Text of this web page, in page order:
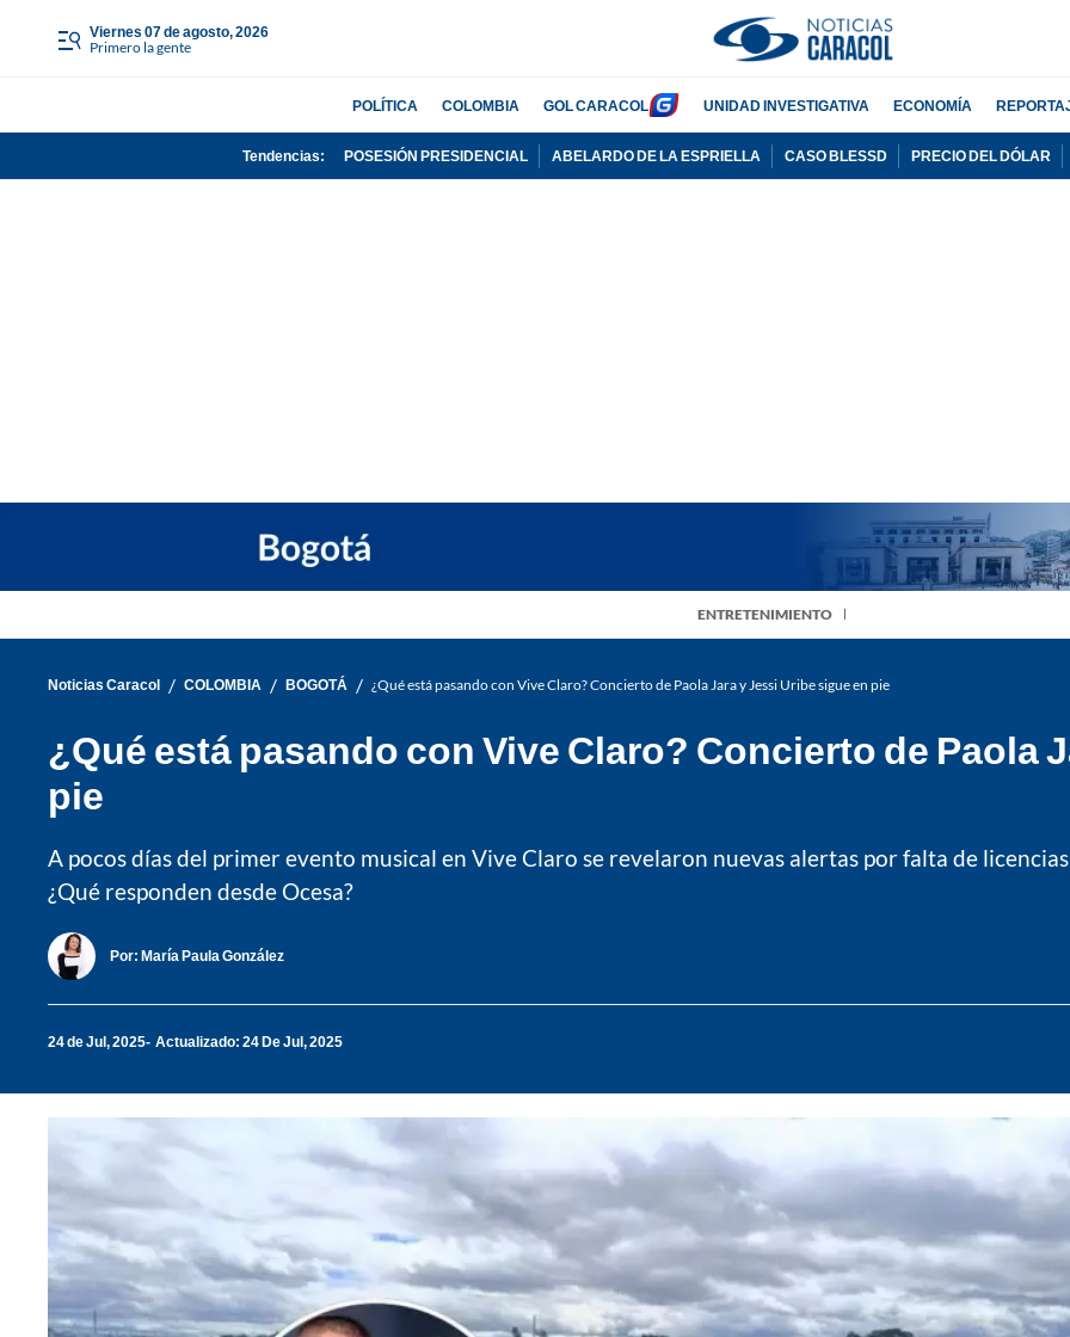
viernes 07 de agosto, 2026
Primero la gente
POLÍTICA COLOMBIA GOL CARACOL UNIDAD INVESTIGATIVA ECONOMÍA
Tendencias: POSESIÓN PRESIDENCIAL ABELARDO DE LA ESPRIELLA CASO BLESSD PRECIO DEL DÓLAR
ENTRETENIMIENTO
Noticias Caracol / COLOMBIA / BOGOTÁ / ¿Qué está pasando con Vive Claro? Concierto de Paola Jara y Jessi Uribe sigue en pie
¿Qué está pasando con Vive Claro? Concierto de Paola
pie
A pocos días del primer evento musical en Vive Claro se revelaron nuevas alertas por falta de
¿Qué responden desde Ocesa?
Por: María Paula González
24 de Jul, 2025 Actualizado: 24 De Jul, 2025